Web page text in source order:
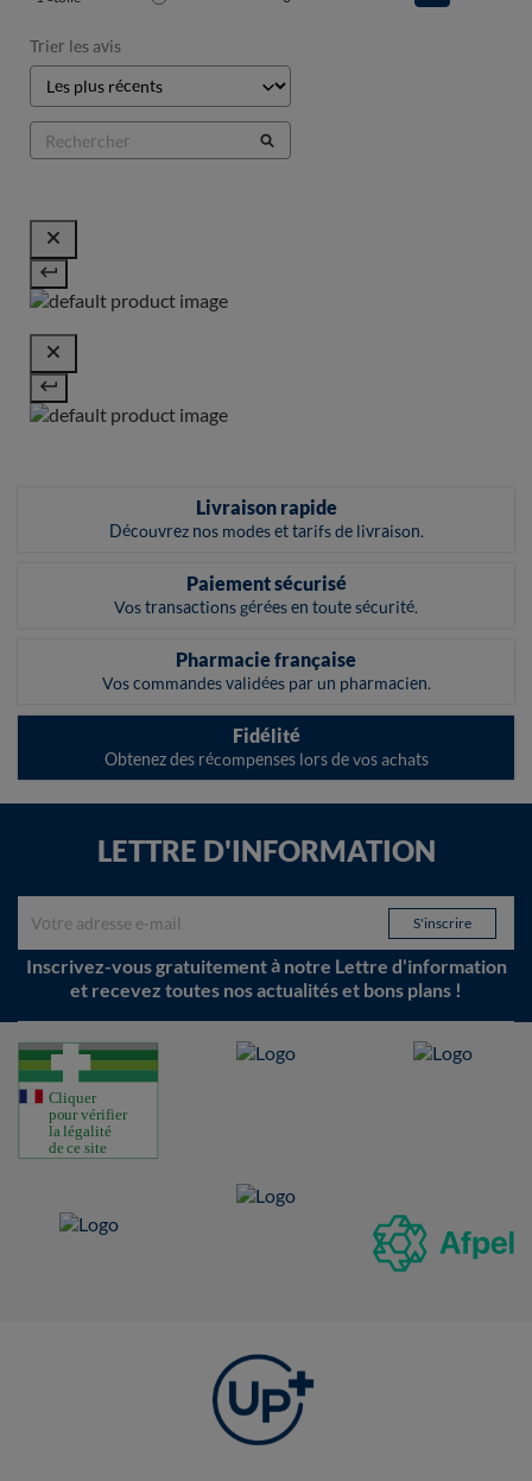
Trier les avis
Livraison rapide
Découvrez nos modes et tarifs de livraison.
Paiement sécurisé
Vos transactions gérées en toute sécurité.
Pharmacie française
Vos commandes validées par un pharmacien.
Fidélité
Obtenez des récompenses lors de vos achats
LETTRE D'INFORMATION
Inscrivez-vous gratuitement à notre Lettre d'information
et recevez toutes nos actualités et bons plans !